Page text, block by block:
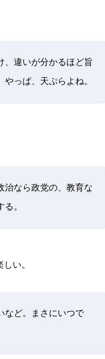
、違いが分かるほど旨
っぱ、天ぷらよね。
治なら政党の、教育な
。
い。
など。まさにいつで